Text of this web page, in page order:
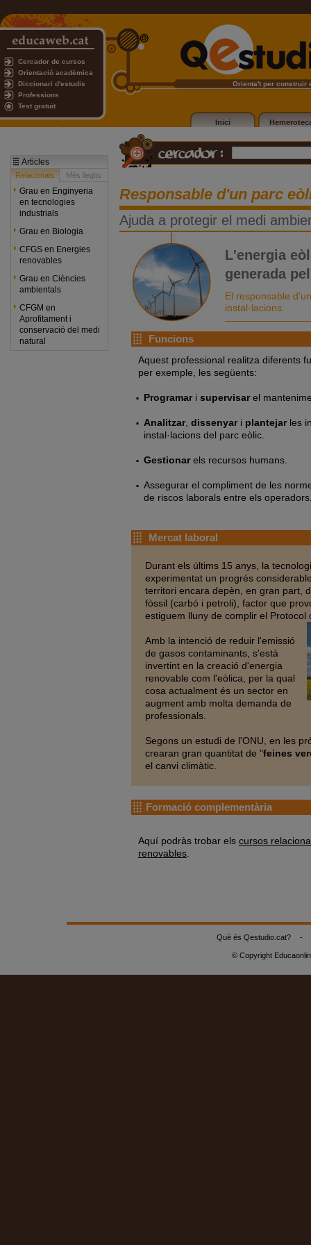
Cercador de cursos
Orientació acadèmica
Diccionari d'estudis
Professions
Test gratuït
Orienta't per construir
Inici
Articles
Relacionats Més llegits
Grau en Enginyeria
en tecnologies
industrials
Grau en Biologia
CFGS en Energies
renovables
Grau en Ciències
ambientals
CFGM en
Aprofitament i
conservació del medi
natural
Responsable d'un parc
Ajuda a protegir el medi
L'energia
generada
El responsable
instal·lacions.
Funcions
Aquest professional realitza diferents
per exemple, les següents:
Programar i supervisarel
Analitzar, dissenyar i plantejar les
instal·lacions del parc eòlic.
Gestionarels recursos humans.
Assegurar el compliment de les
de riscos laborals entre els
Mercat laboral
Durant els últims 15 anys, la
experimentat un progrés
territori encara depèn, en gran part,
fòssil (carbó i petroli), factor que
estiguem lluny de complir el Protocol
Amb la intenció de reduir l'emissió
de gasos contaminants, s'està
invertint en la creació d'energia
renovable com l'eòlica, per la qual
cosa actualment és un sector en
augment amb molta demanda de
professionals.
Segons un estudi de l'ONU, en les
crearan gran quantitat de "feines
el canvi climàtic.
Formació complementària
Aquí podràs trobar els cursos
renovables
Què és Qestudio.cat? -
© Copyright